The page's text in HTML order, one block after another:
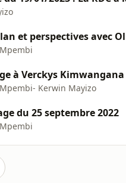
et perspectives avec
à Verckys
Kerwin Mayizo
du 25 septembre 2022